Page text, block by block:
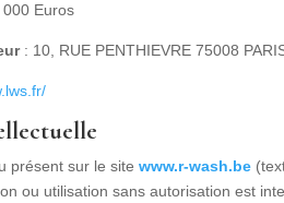
Euros
: 10, RUE PENTHIEVRE 75008
présent sur le sitewww.r-wash.be
ou utilisation sans autorisation est